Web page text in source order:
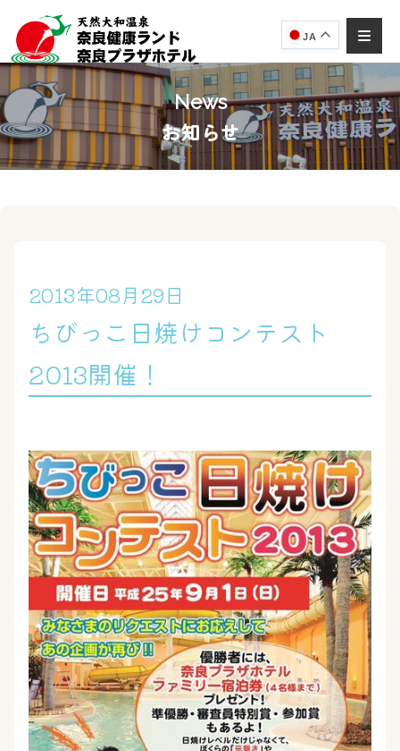
JA
News
お知らせ
2013年08月29日
ちびっこ日焼けコンテスト
2013開催！
奈良健康ランド
AIコンシェルジュ